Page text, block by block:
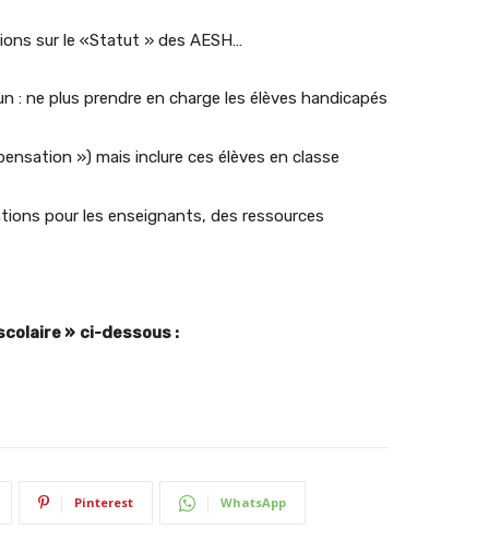
sur le «Statut » des AESH…
: ne plus prendre en charge les élèves handicapés
») mais inclure ces élèves en classe
pour les enseignants, des ressources
» ci-dessous :
Pinterest WhatsApp